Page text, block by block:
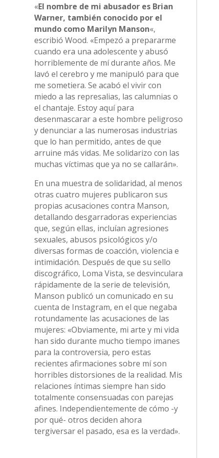
«El nombre de mi abusador es Brian
Warner, también conocido por el
mundo como Marilyn Manson«,
escribió Wood. «Empezó a prepararme
cuando era una adolescente y abusó
horriblemente de mí durante años. Me
lavó el cerebro y me manipuló para que
me sometiera. Se acabó el vivir con
miedo a las represalias, las calumnias o
el chantaje. Estoy aquí para
desenmascarar a este hombre peligroso
y denunciar a las numerosas industrias
que lo han permitido, antes de que
arruine más vidas. Me solidarizo con las
muchas víctimas que ya no se callarán».
En una muestra de solidaridad, al menos
otras cuatro mujeres publicaron sus
propias acusaciones contra Manson,
detallando desgarradoras experiencias
que, según ellas, incluían agresiones
sexuales, abusos psicológicos y/o
diversas formas de coacción, violencia e
intimidación. Después de que su sello
discográfico, Loma Vista, se desvinculara
rápidamente de la serie de televisión,
Manson publicó un comunicado en su
cuenta de Instagram, en el que negaba
rotundamente las acusaciones de las
mujeres: «Obviamente, mi arte y mi vida
han sido durante mucho tiempo imanes
para la controversia, pero estas
recientes afirmaciones sobre mí son
horribles distorsiones de la realidad. Mis
relaciones íntimas siempre han sido
totalmente consensuadas con parejas
afines. Independientemente de cómo -y
por qué- otros deciden ahora
tergiversar el pasado, esa es la verdad».